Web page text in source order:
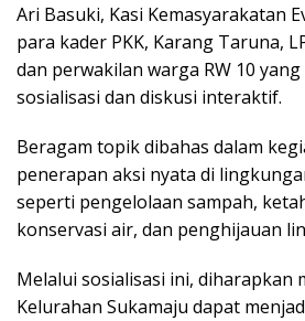
Ari Basuki, Kasi Kemasyarakatan
para kader PKK, Karang Taruna,
dan perwakilan warga RW 10
sosialisasi dan diskusi interaktif.
Beragam topik dibahas dalam
penerapan aksi nyata di
seperti pengelolaan sampah,
konservasi air, dan penghijauan
Melalui sosialisasi ini, diharapkan
Kelurahan Sukamaju dapat